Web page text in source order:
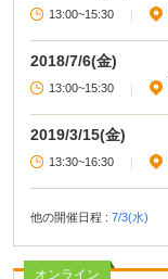
13:00~15:30 |
2018/7/6(金)
13:00~15:30 |
2019/3/15(金)
13:30~16:30 |
他の開催日程 : 7/3(水)
オンライン